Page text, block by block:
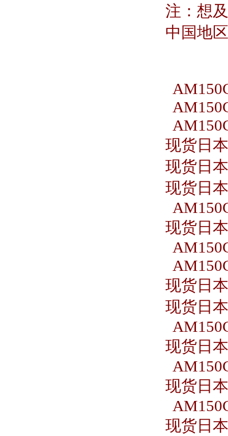
注：想
中国地
现货日
现货日
现货日
现货日
现货日
现货日
现货日
现货日
现货日